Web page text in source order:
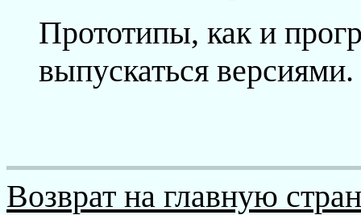
Прототипы, как и
выпускаться версиями.
Возврат на главную